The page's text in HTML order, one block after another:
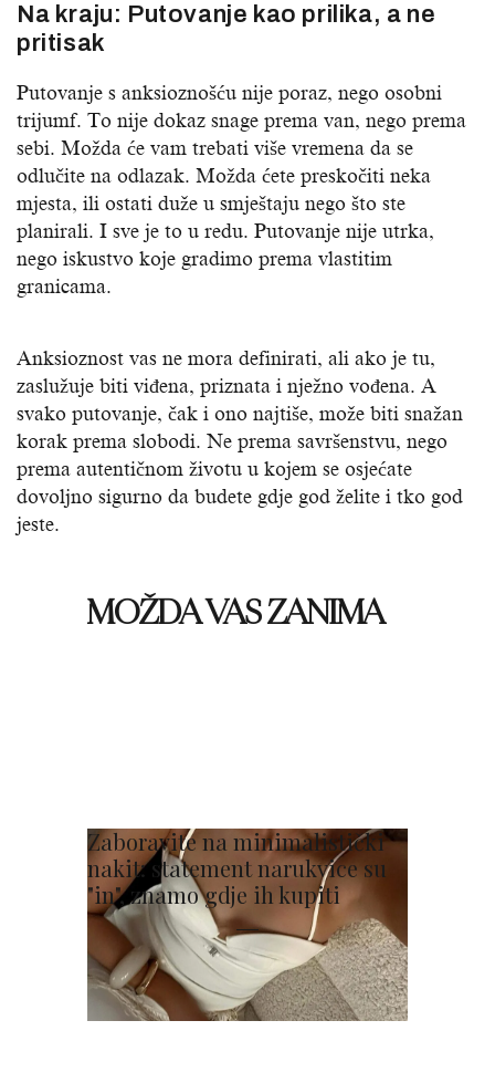
Na kraju: Putovanje kao prilika, a ne
pritisak
Putovanje s anksioznošću nije poraz, nego osobni
trijumf. To nije dokaz snage prema van, nego prema
sebi. Možda će vam trebati više vremena da se
odlučite na odlazak. Možda ćete preskočiti neka
mjesta, ili ostati duže u smještaju nego što ste
planirali. I sve je to u redu. Putovanje nije utrka,
nego iskustvo koje gradimo prema vlastitim
granicama.
Anksioznost vas ne mora definirati, ali ako je tu,
zaslužuje biti viđena, priznata i nježno vođena. A
svako putovanje, čak i ono najtiše, može biti snažan
korak prema slobodi. Ne prema savršenstvu, nego
prema autentičnom životu u kojem se osjećate
dovoljno sigurno da budete gdje god želite i tko god
jeste.
MOŽDA VAS ZANIMA
Zaboravite na minimalistički
nakit: statement narukvice su
"in", znamo gdje ih kupiti